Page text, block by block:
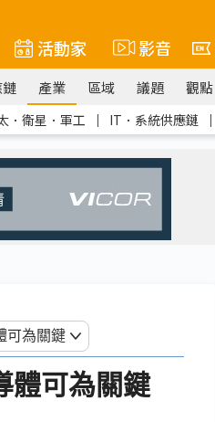
活動家 影音
產業 區域 議題 觀點
．衛星．軍工 ｜ IT．系統供應鏈 ｜
體可為關鍵